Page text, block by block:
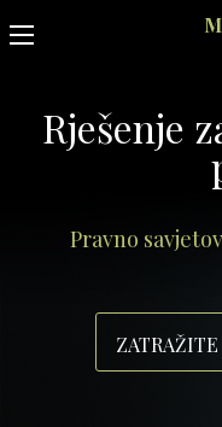
Rješenje
Pravno
ZATRAŽITE